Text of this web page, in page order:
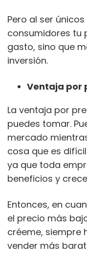
Pero al ser
consumidores tu
gasto, sino que
inversión.
Ventaja por
La ventaja por
puedes tomar.
mercado
cosa que es
ya que toda
beneficios y
Entonces, en
el precio más
créeme, siempre
vender más